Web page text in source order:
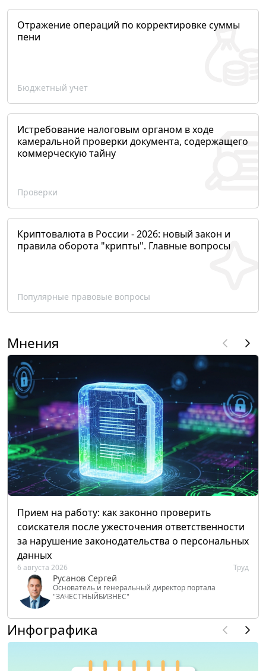
Отражение операций по корректировке суммы
пени
Бюджетный учет
Истребование налоговым органом в ходе
камеральной проверки документа, содержащего
коммерческую тайну
Проверки
Криптовалюта в России - 2026: новый закон и
правила оборота "крипты". Главные вопросы
Популярные правовые вопросы
Мнения
Прием на работу: как законно проверить
соискателя после ужесточения ответственности
за нарушение законодательства о персональных
данных
6 августа 2026 Труд
Русанов Сергей
Основатель и генеральный директор портала
"ЗАЧЕСТНЫЙБИЗНЕС"
Инфографика